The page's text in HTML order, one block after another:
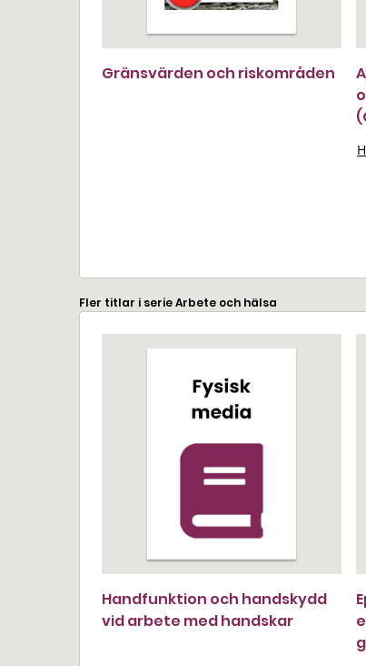
Gränsvärden och riskområden
Fler titlar i serie Arbete och hälsa
Handfunktion och handskydd
vid arbete med handskar